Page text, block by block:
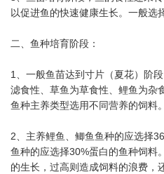
以促进鱼的快速健康生长。一般选
二、鱼种培育阶段：
1、一般鱼苗达到寸片（夏花）阶
滤食性、草鱼为草食性、鲤鱼为杂
鱼种主养类型选用不同营养的饲料。
2、主养鲤鱼、鲫鱼鱼种的应选择
鱼种的应选择30%蛋白的鱼种饲料
的生长，过高则造成饲料的浪费，